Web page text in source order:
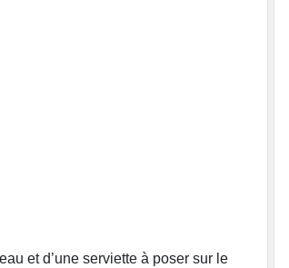
et d’une serviette à poser sur le